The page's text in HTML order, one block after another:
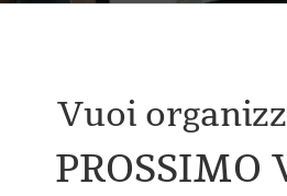
Vuoi
PROSSIMO